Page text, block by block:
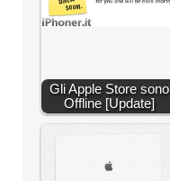
Gli Apple Store sono
Offline [Update]